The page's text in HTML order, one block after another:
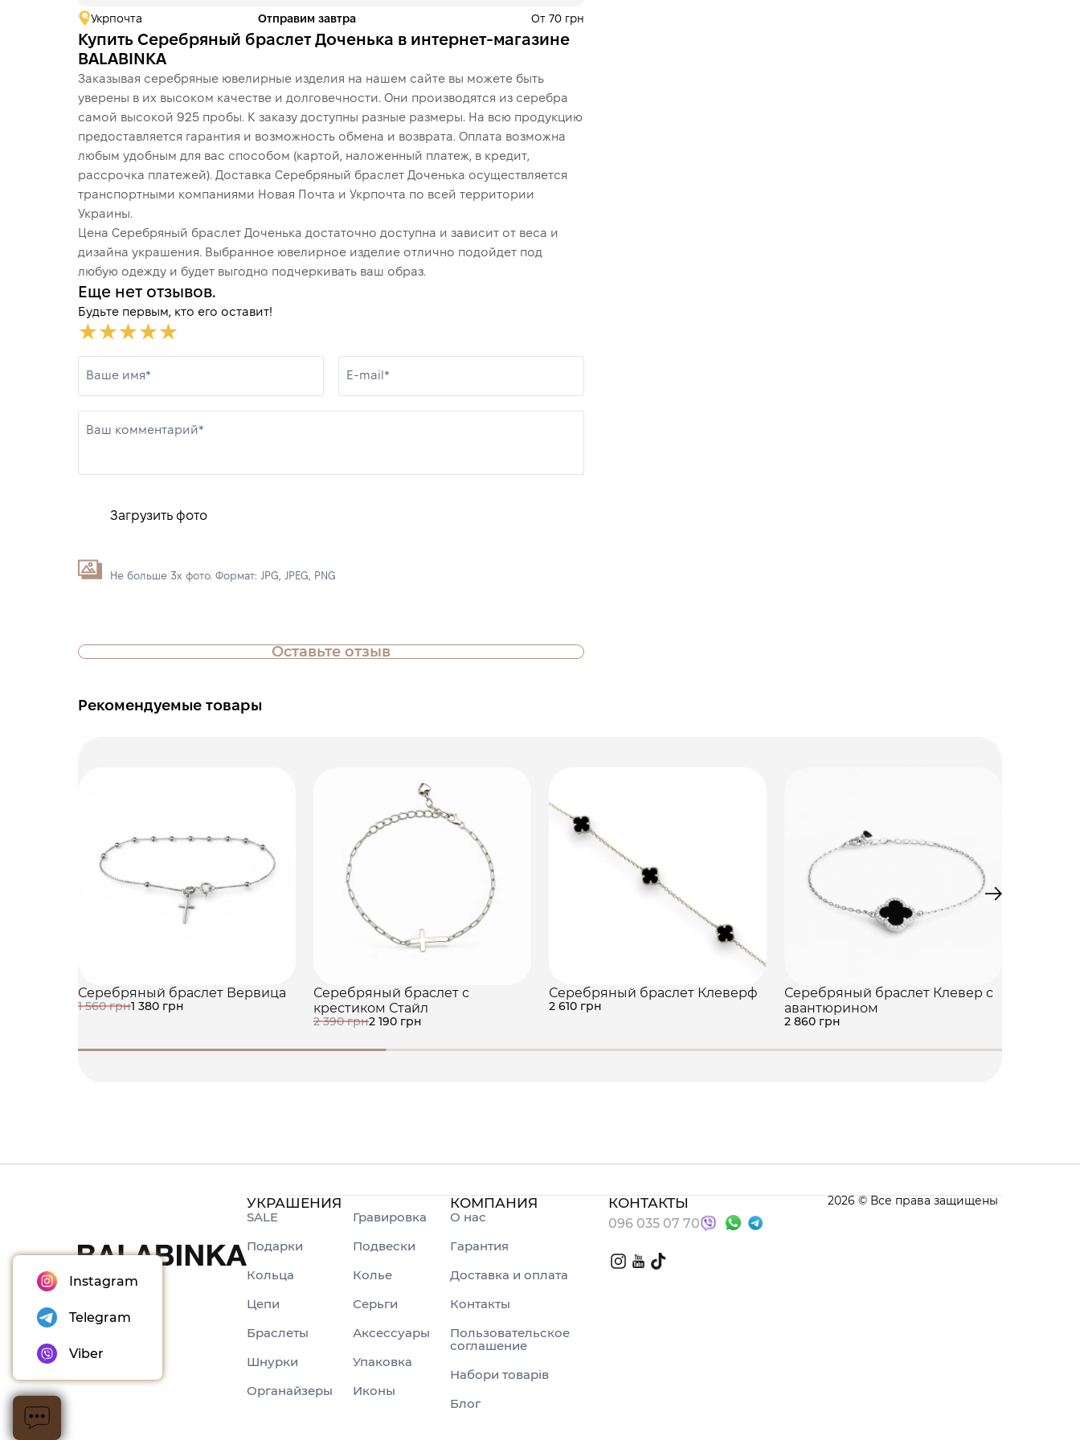
Це ще не оформлення кредитного договору. Ви просто переходите до наступного
Укрпочта Отправим завтра От 70 грн
Купить Серебряный браслет Доченька в интернет-магазине
BALABINKA
Заказывая серебряные ювелирные изделия на нашем сайте вы можете быть
уверены в их высоком качестве и долговечности. Они производятся из серебра
самой высокой 925 пробы. К заказу доступны разные размеры. На всю продукцию
предоставляется гарантия и возможность обмена и возврата. Оплата возможна
любым удобным для вас способом (картой, наложенный платеж, в кредит,
рассрочка платежей). Доставка Серебряный браслет Доченька осуществляется
транспортными компаниями Новая Почта и Укрпочта по всей территории
Украины.
Цена Серебряный браслет Доченька достаточно доступна и зависит от веса и
дизайна украшения. Выбранное ювелирное изделие отлично подойдет под
любую одежду и будет выгодно подчеркивать ваш образ.
Еще нет отзывов.
Будьте первым, кто его оставит!
Ваше имя* E-mail*
Ваш комментарий*
Загрузить фото
Не больше 3х фото. Формат: JPG, JPEG, PNG
Оставьте отзыв
Рекомендуемые товары
Серебряный браслет Вервица
1 560 грн1 380 грн
Серебряный браслет с
крестиком Стайл
2 390 грн2 190 грн
Серебряный браслет Клеверф
2 610 грн
Серебряный браслет Клевер с
авантюрином
2 860 грн
УКРАШЕНИЯ
SALE
Гравировка
Подарки
Подвески
Кольца
Колье
Цепи
Серьги
Браслеты
Аксессуары
Шнурки
Упаковка
Органайзеры
Иконы
КОМПАНИЯ
О нас
Гарантия
Доставка и оплата
Контакты
Пользовательское
соглашение
Набори товарів
Блог
КОНТАКТЫ
096 035 07 70
2026 © Все права защищены
Instagram
Telegram
Viber